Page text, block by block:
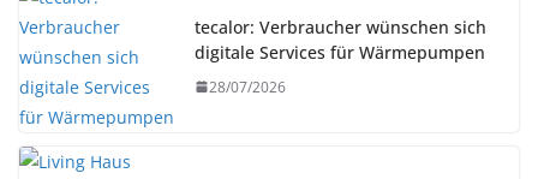
tecalor: Verbraucher wünschen sich
digitale Services für Wärmepumpen
28/07/2026